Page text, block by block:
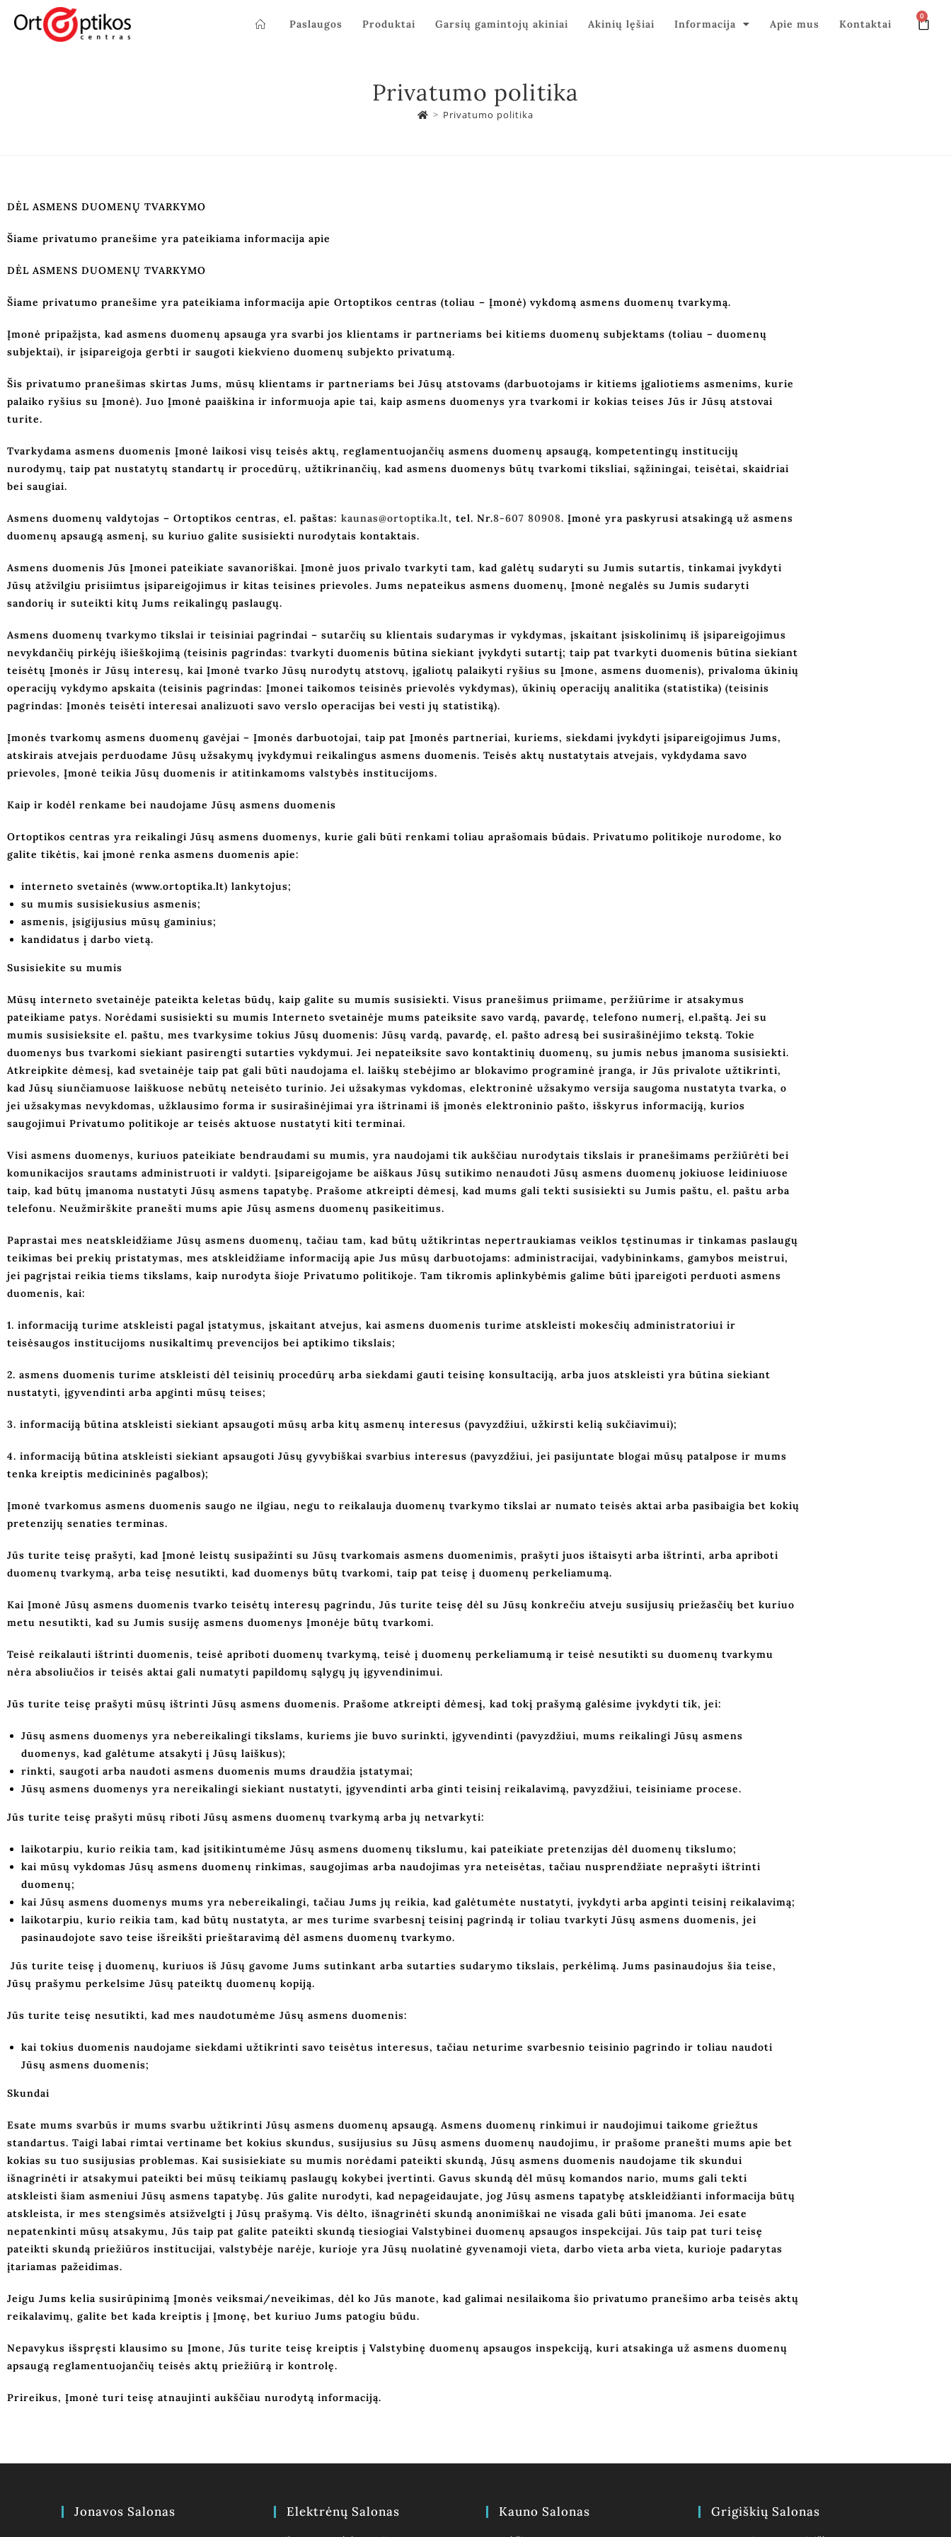
Paslaugos Produktai Garsių gamintojų akiniai Akinių lęšiai Informacija Apie mus Kontaktai
0
Privatumo politika
> Privatumo politika
DĖL ASMENS DUOMENŲ TVARKYMO
Šiame privatumo pranešime yra pateikiama informacija apie
DĖL ASMENS DUOMENŲ TVARKYMO
Šiame privatumo pranešime yra pateikiama informacija apie Ortoptikos centras (toliau – Įmonė) vykdomą asmens duomenų tvarkymą.
Įmonė pripažįsta, kad asmens duomenų apsauga yra svarbi jos klientams ir partneriams bei kitiems duomenų subjektams (toliau – duomenų
subjektai), ir įsipareigoja gerbti ir saugoti kiekvieno duomenų subjekto privatumą.
Šis privatumo pranešimas skirtas Jums, mūsų klientams ir partneriams bei Jūsų atstovams (darbuotojams ir kitiems įgaliotiems asmenims, kurie
palaiko ryšius su Įmonė). Juo Įmonė paaiškina ir informuoja apie tai, kaip asmens duomenys yra tvarkomi ir kokias teises Jūs ir Jūsų atstovai
turite.
Tvarkydama asmens duomenis Įmonė laikosi visų teisės aktų, reglamentuojančių asmens duomenų apsaugą, kompetentingų institucijų
nurodymų, taip pat nustatytų standartų ir procedūrų, užtikrinančių, kad asmens duomenys būtų tvarkomi tiksliai, sąžiningai, teisėtai, skaidriai
bei saugiai.
Asmens duomenų valdytojas – Ortoptikos centras, el. paštas: kaunas@ortoptika.lt, tel. Nr.8-607 80908. Įmonė yra paskyrusi atsakingą už asmens
duomenų apsaugą asmenį, su kuriuo galite susisiekti nurodytais kontaktais.
Asmens duomenis Jūs Įmonei pateikiate savanoriškai. Įmonė juos privalo tvarkyti tam, kad galėtų sudaryti su Jumis sutartis, tinkamai įvykdyti
Jūsų atžvilgiu prisiimtus įsipareigojimus ir kitas teisines prievoles. Jums nepateikus asmens duomenų, Įmonė negalės su Jumis sudaryti
sandorių ir suteikti kitų Jums reikalingų paslaugų.
Asmens duomenų tvarkymo tikslai ir teisiniai pagrindai – sutarčių su klientais sudarymas ir vykdymas, įskaitant įsiskolinimų iš įsipareigojimus
nevykdančių pirkėjų išieškojimą (teisinis pagrindas: tvarkyti duomenis būtina siekiant įvykdyti sutartį; taip pat tvarkyti duomenis būtina siekiant
teisėtų Įmonės ir Jūsų interesų, kai Įmonė tvarko Jūsų nurodytų atstovų, įgaliotų palaikyti ryšius su Įmone, asmens duomenis), privaloma ūkinių
operacijų vykdymo apskaita (teisinis pagrindas: Įmonei taikomos teisinės prievolės vykdymas), ūkinių operacijų analitika (statistika) (teisinis
pagrindas: Įmonės teisėti interesai analizuoti savo verslo operacijas bei vesti jų statistiką).
Įmonės tvarkomų asmens duomenų gavėjai – Įmonės darbuotojai, taip pat Įmonės partneriai, kuriems, siekdami įvykdyti įsipareigojimus Jums,
atskirais atvejais perduodame Jūsų užsakymų įvykdymui reikalingus asmens duomenis. Teisės aktų nustatytais atvejais, vykdydama savo
prievoles, Įmonė teikia Jūsų duomenis ir atitinkamoms valstybės institucijoms.
Kaip ir kodėl renkame bei naudojame Jūsų asmens duomenis
Ortoptikos centras yra reikalingi Jūsų asmens duomenys, kurie gali būti renkami toliau aprašomais būdais. Privatumo politikoje nurodome, ko
galite tikėtis, kai įmonė renka asmens duomenis apie:
interneto svetainės (www.ortoptika.lt) lankytojus;
su mumis susisiekusius asmenis;
asmenis, įsigijusius mūsų gaminius;
kandidatus į darbo vietą.
Susisiekite su mumis
Mūsų interneto svetainėje pateikta keletas būdų, kaip galite su mumis susisiekti. Visus pranešimus priimame, peržiūrime ir atsakymus
pateikiame patys. Norėdami susisiekti su mumis Interneto svetainėje mums pateiksite savo vardą, pavardę, telefono numerį, el.paštą. Jei su
mumis susisieksite el. paštu, mes tvarkysime tokius Jūsų duomenis: Jūsų vardą, pavardę, el. pašto adresą bei susirašinėjimo tekstą. Tokie
duomenys bus tvarkomi siekiant pasirengti sutarties vykdymui. Jei nepateiksite savo kontaktinių duomenų, su jumis nebus įmanoma susisiekti.
Atkreipkite dėmesį, kad svetainėje taip pat gali būti naudojama el. laiškų stebėjimo ar blokavimo programinė įranga, ir Jūs privalote užtikrinti,
kad Jūsų siunčiamuose laiškuose nebūtų neteisėto turinio. Jei užsakymas vykdomas, elektroninė užsakymo versija saugoma nustatyta tvarka, o
jei užsakymas nevykdomas, užklausimo forma ir susirašinėjimai yra ištrinami iš įmonės elektroninio pašto, išskyrus informaciją, kurios
saugojimui Privatumo politikoje ar teisės aktuose nustatyti kiti terminai.
Visi asmens duomenys, kuriuos pateikiate bendraudami su mumis, yra naudojami tik aukščiau nurodytais tikslais ir pranešimams peržiūrėti bei
komunikacijos srautams administruoti ir valdyti. Įsipareigojame be aiškaus Jūsų sutikimo nenaudoti Jūsų asmens duomenų jokiuose leidiniuose
taip, kad būtų įmanoma nustatyti Jūsų asmens tapatybę. Prašome atkreipti dėmesį, kad mums gali tekti susisiekti su Jumis paštu, el. paštu arba
telefonu. Neužmirškite pranešti mums apie Jūsų asmens duomenų pasikeitimus.
Paprastai mes neatskleidžiame Jūsų asmens duomenų, tačiau tam, kad būtų užtikrintas nepertraukiamas veiklos tęstinumas ir tinkamas paslaugų
teikimas bei prekių pristatymas, mes atskleidžiame informaciją apie Jus mūsų darbuotojams: administracijai, vadybininkams, gamybos meistrui,
jei pagrįstai reikia tiems tikslams, kaip nurodyta šioje Privatumo politikoje. Tam tikromis aplinkybėmis galime būti įpareigoti perduoti asmens
duomenis, kai:
1. informaciją turime atskleisti pagal įstatymus, įskaitant atvejus, kai asmens duomenis turime atskleisti mokesčių administratoriui ir
teisėsaugos institucijoms nusikaltimų prevencijos bei aptikimo tikslais;
2. asmens duomenis turime atskleisti dėl teisinių procedūrų arba siekdami gauti teisinę konsultaciją, arba juos atskleisti yra būtina siekiant
nustatyti, įgyvendinti arba apginti mūsų teises;
3. informaciją būtina atskleisti siekiant apsaugoti mūsų arba kitų asmenų interesus (pavyzdžiui, užkirsti kelią sukčiavimui);
4. informaciją būtina atskleisti siekiant apsaugoti Jūsų gyvybiškai svarbius interesus (pavyzdžiui, jei pasijuntate blogai mūsų patalpose ir mums
tenka kreiptis medicininės pagalbos);
Įmonė tvarkomus asmens duomenis saugo ne ilgiau, negu to reikalauja duomenų tvarkymo tikslai ar numato teisės aktai arba pasibaigia bet kokių
pretenzijų senaties terminas.
Jūs turite teisę prašyti, kad Įmonė leistų susipažinti su Jūsų tvarkomais asmens duomenimis, prašyti juos ištaisyti arba ištrinti, arba apriboti
duomenų tvarkymą, arba teisę nesutikti, kad duomenys būtų tvarkomi, taip pat teisę į duomenų perkeliamumą.
Kai Įmonė Jūsų asmens duomenis tvarko teisėtų interesų pagrindu, Jūs turite teisę dėl su Jūsų konkrečiu atveju susijusių priežasčių bet kuriuo
metu nesutikti, kad su Jumis susiję asmens duomenys Įmonėje būtų tvarkomi.
Teisė reikalauti ištrinti duomenis, teisė apriboti duomenų tvarkymą, teisė į duomenų perkeliamumą ir teisė nesutikti su duomenų tvarkymu
nėra absoliučios ir teisės aktai gali numatyti papildomų sąlygų jų įgyvendinimui.
Jūs turite teisę prašyti mūsų ištrinti Jūsų asmens duomenis. Prašome atkreipti dėmesį, kad tokį prašymą galėsime įvykdyti tik, jei:
Jūsų asmens duomenys yra nebereikalingi tikslams, kuriems jie buvo surinkti, įgyvendinti (pavyzdžiui, mums reikalingi Jūsų asmens
duomenys, kad galėtume atsakyti į Jūsų laiškus);
rinkti, saugoti arba naudoti asmens duomenis mums draudžia įstatymai;
Jūsų asmens duomenys yra nereikalingi siekiant nustatyti, įgyvendinti arba ginti teisinį reikalavimą, pavyzdžiui, teisiniame procese.
Jūs turite teisę prašyti mūsų riboti Jūsų asmens duomenų tvarkymą arba jų netvarkyti:
laikotarpiu, kurio reikia tam, kad įsitikintumėme Jūsų asmens duomenų tikslumu, kai pateikiate pretenzijas dėl duomenų tikslumo;
kai mūsų vykdomas Jūsų asmens duomenų rinkimas, saugojimas arba naudojimas yra neteisėtas, tačiau nusprendžiate neprašyti ištrinti
duomenų;
kai Jūsų asmens duomenys mums yra nebereikalingi, tačiau Jums jų reikia, kad galėtumėte nustatyti, įvykdyti arba apginti teisinį reikalavimą;
laikotarpiu, kurio reikia tam, kad būtų nustatyta, ar mes turime svarbesnį teisinį pagrindą ir toliau tvarkyti Jūsų asmens duomenis, jei
pasinaudojote savo teise išreikšti prieštaravimą dėl asmens duomenų tvarkymo.
Jūs turite teisę į duomenų, kuriuos iš Jūsų gavome Jums sutinkant arba sutarties sudarymo tikslais, perkėlimą. Jums pasinaudojus šia teise,
Jūsų prašymu perkelsime Jūsų pateiktų duomenų kopiją.
Jūs turite teisę nesutikti, kad mes naudotumėme Jūsų asmens duomenis:
kai tokius duomenis naudojame siekdami užtikrinti savo teisėtus interesus, tačiau neturime svarbesnio teisinio pagrindo ir toliau naudoti
Jūsų asmens duomenis;
Skundai
Esate mums svarbūs ir mums svarbu užtikrinti Jūsų asmens duomenų apsaugą. Asmens duomenų rinkimui ir naudojimui taikome griežtus
standartus. Taigi labai rimtai vertiname bet kokius skundus, susijusius su Jūsų asmens duomenų naudojimu, ir prašome pranešti mums apie bet
kokias su tuo susijusias problemas. Kai susisiekiate su mumis norėdami pateikti skundą, Jūsų asmens duomenis naudojame tik skundui
išnagrinėti ir atsakymui pateikti bei mūsų teikiamų paslaugų kokybei įvertinti. Gavus skundą dėl mūsų komandos nario, mums gali tekti
atskleisti šiam asmeniui Jūsų asmens tapatybę. Jūs galite nurodyti, kad nepageidaujate, jog Jūsų asmens tapatybę atskleidžianti informacija būtų
atskleista, ir mes stengsimės atsižvelgti į Jūsų prašymą. Vis dėlto, išnagrinėti skundą anonimiškai ne visada gali būti įmanoma. Jei esate
nepatenkinti mūsų atsakymu, Jūs taip pat galite pateikti skundą tiesiogiai Valstybinei duomenų apsaugos inspekcijai. Jūs taip pat turi teisę
pateikti skundą priežiūros institucijai, valstybėje narėje, kurioje yra Jūsų nuolatinė gyvenamoji vieta, darbo vieta arba vieta, kurioje padarytas
įtariamas pažeidimas.
Jeigu Jums kelia susirūpinimą Įmonės veiksmai/neveikimas, dėl ko Jūs manote, kad galimai nesilaikoma šio privatumo pranešimo arba teisės aktų
reikalavimų, galite bet kada kreiptis į Įmonę, bet kuriuo Jums patogiu būdu.
Nepavykus išspręsti klausimo su Įmone, Jūs turite teisę kreiptis į Valstybinę duomenų apsaugos inspekciją, kuri atsakinga už asmens duomenų
apsaugą reglamentuojančių teisės aktų priežiūrą ir kontrolę.
Prireikus, Įmonė turi teisę atnaujinti aukščiau nurodytą informaciją.
Jonavos Salonas Elektrėnų Salonas Kauno Salonas Grigiškių Salonas